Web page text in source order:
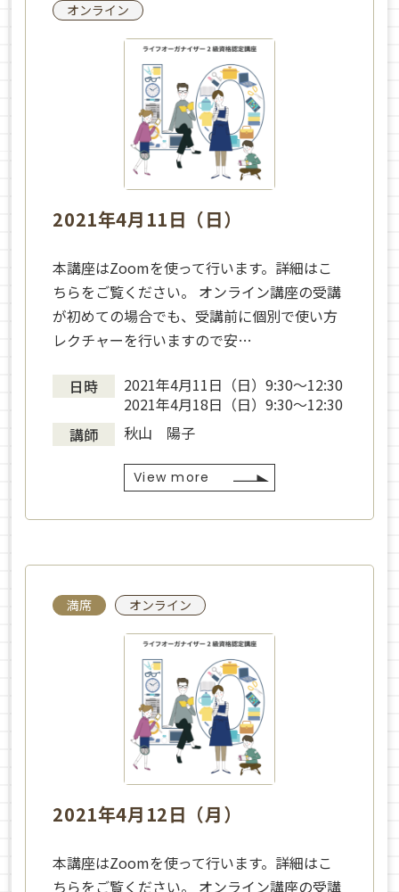
オンライン
2021年4月11日（日）
本講座はZoomを使って行います。詳細はこ
ちらをご覧ください。 オンライン講座の受講
が初めての場合でも、受講前に個別で使い方
レクチャーを行いますので安…
日時
2021年4月11日（日）9:30〜12:30
2021年4月18日（日）9:30〜12:30
講師
秋山 陽子
View more
満席 オンライン
2021年4月12日（月）
本講座はZoomを使って行います。詳細はこ
ちらをご覧ください。 オンライン講座の受講